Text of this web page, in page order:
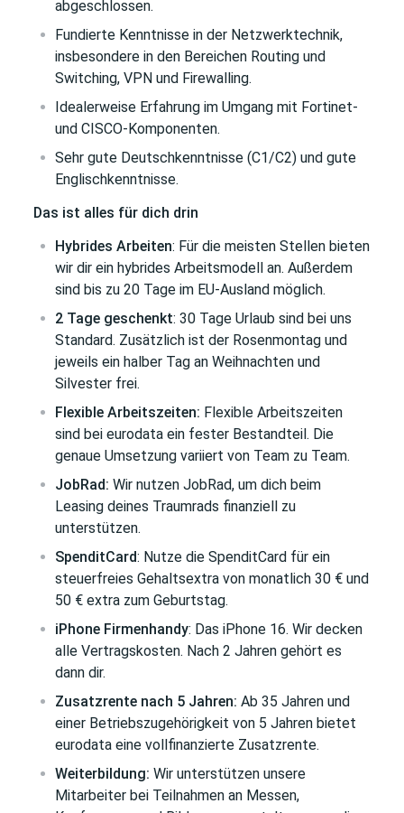
abgeschlossen.
Fundierte Kenntnisse in der Netzwerktechnik,
insbesondere in den Bereichen Routing und
Switching, VPN und Firewalling.
Idealerweise Erfahrung im Umgang mit Fortinet-
und CISCO-Komponenten.
Sehr gute Deutschkenntnisse (C1/C2) und gute
Englischkenntnisse.
Das ist alles für dich drin
Hybrides Arbeiten: Für die meisten Stellen bieten
wir dir ein hybrides Arbeitsmodell an. Außerdem
sind bis zu 20 Tage im EU-Ausland möglich.
2 Tage geschenkt: 30 Tage Urlaub sind bei uns
Standard. Zusätzlich ist der Rosenmontag und
jeweils ein halber Tag an Weihnachten und
Silvester frei.
Flexible Arbeitszeiten: Flexible Arbeitszeiten
sind bei eurodata ein fester Bestandteil. Die
genaue Umsetzung variiert von Team zu Team.
JobRad:Wir nutzen JobRad, um dich beim
Leasing deines Traumrads finanziell zu
unterstützen.
SpenditCard: Nutze die SpenditCard für ein
steuerfreies Gehaltsextra von monatlich 30 € und
50 € extra zum Geburtstag.
iPhone Firmenhandy: Das iPhone 16. Wir decken
alle Vertragskosten. Nach 2 Jahren gehört es
dann dir.
Zusatzrente nach 5 Jahren:Ab 35 Jahren und
einer Betriebszugehörigkeit von 5 Jahren bietet
eurodata eine vollfinanzierte Zusatzrente.
Weiterbildung:Wir unterstützen unsere
Mitarbeiter bei Teilnahmen an Messen,